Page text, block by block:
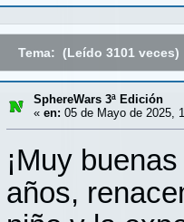
Tema: (Leído 3101 veces)
SphereWars 3ª Edición
« en: 05 de Mayo de 2025,
¡Muy
años,